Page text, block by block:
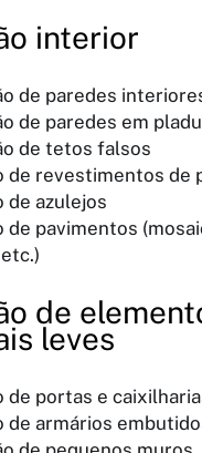
interior
de paredes
de paredes em
de tetos falsos
de revestimentos de
de azulejos
de pavimentos
de
leves
de portas e
de armários